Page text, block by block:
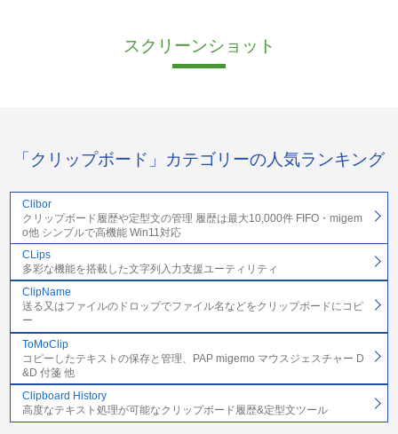
スクリーンショット
「クリップボード」カテゴリーの人気ランキング
Clibor
クリップボード履歴や定型文の管理 履歴は最大10,000件 FIFO・migem
o他 シンプルで高機能 Win11対応
CLips
多彩な機能を搭載した文字列入力支援ユーティリティ
ClipName
送る又はファイルのドロップでファイル名などをクリップボードにコピ
ー
ToMoClip
コピーしたテキストの保存と管理、PAP migemo マウスジェスチャー D
&D 付箋 他
Clipboard History
高度なテキスト処理が可能なクリップボード履歴&定型文ツール